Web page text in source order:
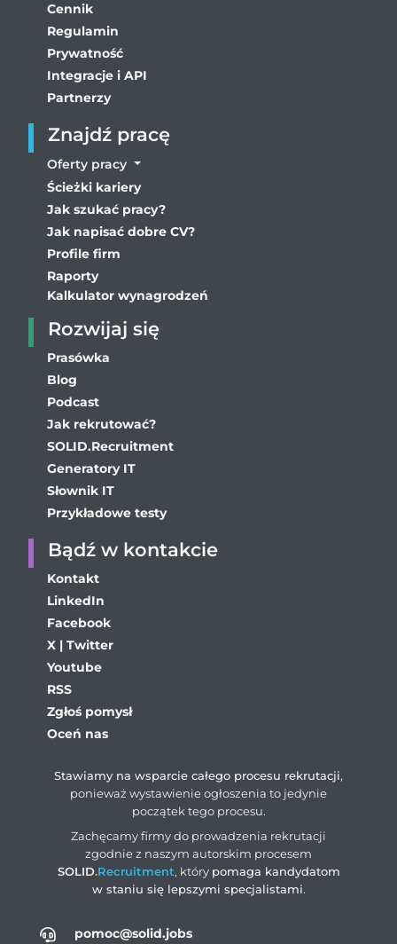
pomoc@solid.jobs
Cennik
Regulamin
Prywatność
Integracje i API
Partnerzy
Znajdź pracę
Oferty pracy
Ścieżki kariery
Jak szukać pracy?
Jak napisać dobre CV?
Profile firm
Raporty
Kalkulator wynagrodzeń
Rozwijaj się
Prasówka
Blog
Podcast
Jak rekrutować?
SOLID.Recruitment
Generatory IT
Słownik IT
Przykładowe testy
Bądź w kontakcie
Kontakt
LinkedIn
Facebook
X | Twitter
Youtube
RSS
Zgłoś pomysł
Oceń nas
Stawiamy na wsparcie całego procesu rekrutacji,
ponieważ wystawienie ogłoszenia to jedynie
początek tego procesu.
Zachęcamy firmy do prowadzenia rekrutacji
zgodnie z naszym autorskim procesem
SOLID.Recruitment, który pomaga kandydatom
w staniu się lepszymi specjalistami.